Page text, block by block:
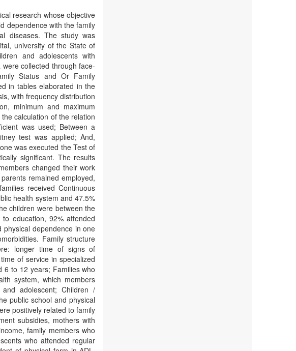
research whose objective
dependence with the family
diseases. The study was
university of the State of
and adolescents with
collected through face-
Status and Or Family
in tables elaborated in the
with frequency distribution
minimum and maximum
calculation of the relation
was used; Between a
test was applied; And,
was executed the Test of
significant. The results
changed their work
remained employed,
received Continuous
health system and 47.5%
children were between the
education, 92% attended
physical dependence in one
Family structure
longer time of signs of
of service in specialized
6 to 12 years; Families who
system, which members
adolescent; Children /
public school and physical
positively related to family
subsidies, mothers with
family members who
who attended regular